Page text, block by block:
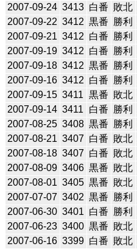
2007-09-24 3413 白番 敗北
2007-09-22 3412 黒番 勝利
2007-09-21 3412 白番 勝利
2007-09-19 3412 白番 勝利
2007-09-18 3412 黒番 勝利
2007-09-16 3412 白番 勝利
2007-09-15 3411 黒番 敗北
2007-09-14 3411 白番 勝利
2007-08-25 3408 黒番 勝利
2007-08-21 3407 白番 敗北
2007-08-18 3407 白番 敗北
2007-08-09 3406 黒番 敗北
2007-08-01 3405 黒番 敗北
2007-07-07 3402 黒番 勝利
2007-06-30 3401 白番 勝利
2007-06-23 3400 黒番 敗北
2007-06-16 3399 白番 敗北